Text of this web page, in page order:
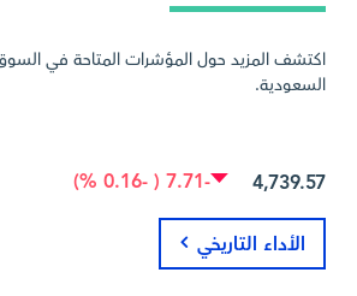
اكتشف المزيد حول المؤشرات المتاحة في
السعودية.
4,739.57
-7.71 ( -0.16 %)
الأداء التاريخي